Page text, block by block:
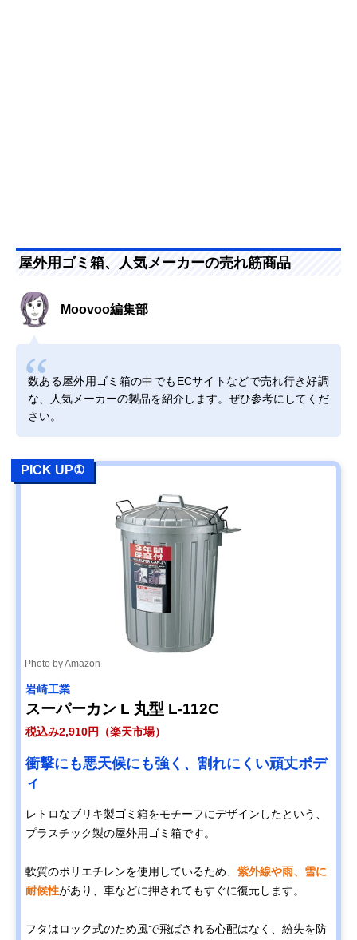
屋外用ゴミ箱、人気メーカーの売れ筋商品
Moovoo編集部
数ある屋外用ゴミ箱の中でもECサイトなどで売れ行き好調
な、人気メーカーの製品を紹介します。ぜひ参考にしてくだ
さい。
PICK UP①
Photo by Amazon
岩崎工業
スーパーカン L 丸型 L-112C
税込み2,910円（楽天市場）
衝撃にも悪天候にも強く、割れにくい頑丈ボデ
ィ
レトロなブリキ製ゴミ箱をモチーフにデザインしたという、
プラスチック製の屋外用ゴミ箱です。
軟質のポリエチレンを使用しているため、 紫外線や雨、雪に
耐候性があり、車などに押されてもすぐに復元します。
フタはロック式のため風で飛ばされる心配はなく、紛失を防